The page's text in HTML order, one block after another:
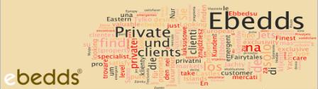
Ausbildung Ebedds
Sind Sie der Suche nach privaten Mieten? Wohnung? Haus? B&B oder
Villa? Kanarische Inseln, Italien, Spanien, Kroatien, Frankreich, Balearen?
In EbeddsRent können Sie jede Immobilie, die Ihren Erwartungen passen